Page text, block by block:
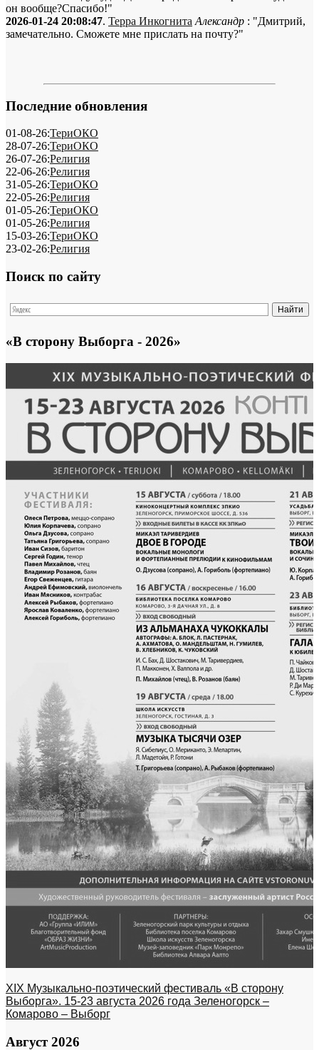
он вообще?Спасибо!"
2026-01-24 20:08:47. Терра Инкогнита Александр : "Дмитрий,
замечательно. Сможете мне прислать на почту?"
Последние обновления
01-08-26:ТериОКО
28-07-26:ТериОКО
26-07-26:Религия
22-06-26:Религия
31-05-26:ТериОКО
22-05-26:Религия
01-05-26:ТериОКО
01-05-26:Религия
15-03-26:ТериОКО
23-02-26:Религия
Поиск по сайту
«В сторону Выборга - 2026»
XIX Музыкально-поэтический фестиваль «В сторону
Выборга». 15-23 августа 2026 года Зеленогорск –
Комарово – Выборг
Август 2026